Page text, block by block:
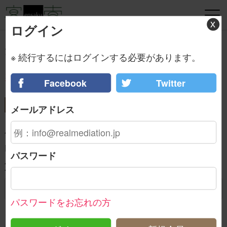
最新空き状況のお問い合わせ
宴索のご利用ガイドをみる
お問い合わせフォーム
店舗名
HUBチョムチョム秋葉原店(ハブ)
貸切ご利用日時
ログイン
※ 続行するにはログインする必要があります。
Facebook
Twitter
メールアドレス
パスワード
パスワードをお忘れの方
x